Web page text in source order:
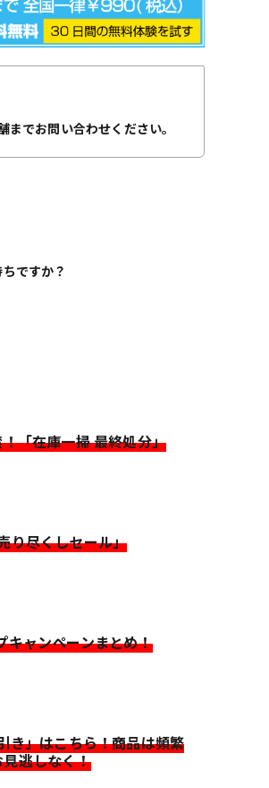
でお問い合わせください。
ですか？
「在庫一掃 最終処分」
り尽くしセール」
キャンペーンまとめ！
き」はこちら！商品は頻繁
逃しなく！